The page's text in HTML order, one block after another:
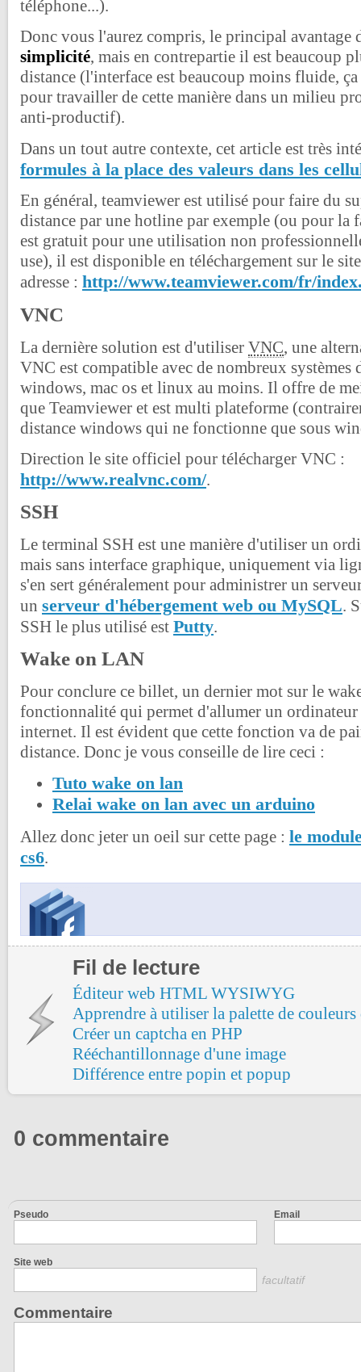
téléphone...).
Donc vous l'aurez compris, le principal avantage
simplicité, mais en contrepartie il est beaucoup
distance (l'interface est beaucoup moins fluide,
pour travailler de cette manière dans un milieu
anti-productif).
Dans un tout autre contexte, cet article est très
formules à la place des valeurs dans les
En général, teamviewer est utilisé pour faire du
distance par une hotline par exemple (ou pour la
est gratuit pour une utilisation non
use), il est disponible en téléchargement sur le
adresse : http://www.teamviewer.com/fr/
VNC
La dernière solution est d'utiliser VNC, une
VNC est compatible avec de nombreux
windows, mac os et linux au moins. Il offre de
que Teamviewer et est multi plateforme
distance windows qui ne fonctionne que sous
Direction le site officiel pour télécharger VNC :
http://www.realvnc.com/.
SSH
Le terminal SSH est une manière d'utiliser un
mais sans interface graphique, uniquement via
s'en sert généralement pour administrer un
un serveur d'hébergement web ou MySQL.
SSH le plus utilisé est Putty.
Wake on LAN
Pour conclure ce billet, un dernier mot sur le
fonctionnalité qui permet d'allumer un ordinateur
internet. Il est évident que cette fonction va de
distance. Donc je vous conseille de lire ceci :
Tuto wake on lan
Relai wake on lan avec un arduino
Allez donc jeter un oeil sur cette page : le
cs6.
Fil de lecture
Éditeur web HTML WYSIWYG
Apprendre à utiliser la palette de
Créer un captcha en PHP
Rééchantillonnage d'une image
Différence entre popin et popup
0 commentaire
Pseudo Email
Site web
facultatif
Commentaire